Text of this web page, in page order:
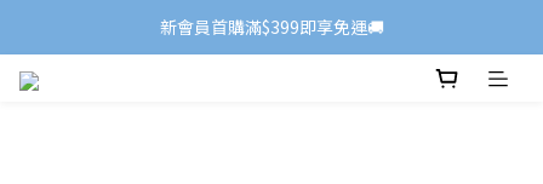
新會員首購滿$399即享免運🚚